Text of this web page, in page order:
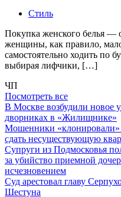
Стиль
Покупка женского белья —
женщины, как правило,
самостоятельно ходить по
выбирая лифчики, […]
ЧП
Посмотреть все
В Москве возбудили новое
дворниках в «Жилищнике»
Мошенники
сдать несуществующую
Супруги из Подмосковья
за убийство приемной
исчезновением
Суд арестовал главу
Шестуна